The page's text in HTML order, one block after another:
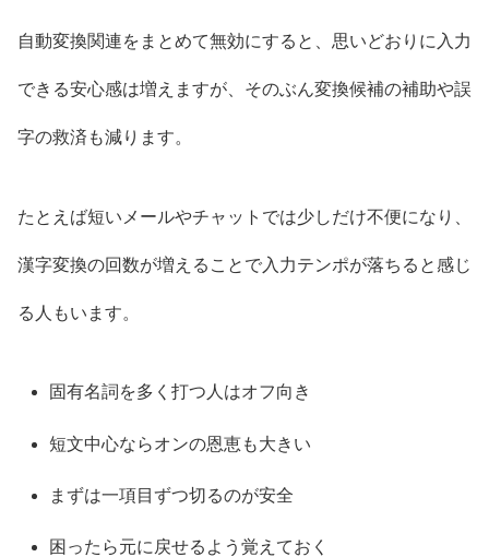
自動変換関連をまとめて無効にすると、思いどおりに入力
できる安心感は増えますが、そのぶん変換候補の補助や誤
字の救済も減ります。
たとえば短いメールやチャットでは少しだけ不便になり、
漢字変換の回数が増えることで入力テンポが落ちると感じ
る人もいます。
固有名詞を多く打つ人はオフ向き
短文中心ならオンの恩恵も大きい
まずは一項目ずつ切るのが安全
困ったら元に戻せるよう覚えておく